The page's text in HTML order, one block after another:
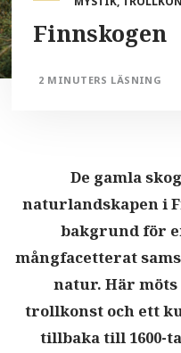
Finnskogen
2 MINUTERS LÄSNING
De gamla
naturlandskapen i
bakgrund för
mångfacetterat
natur. Här
trollkonst och ett
tillbaka till 1600-